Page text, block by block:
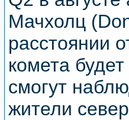
Мачхолц
расстоянии
комета
смогут
жители